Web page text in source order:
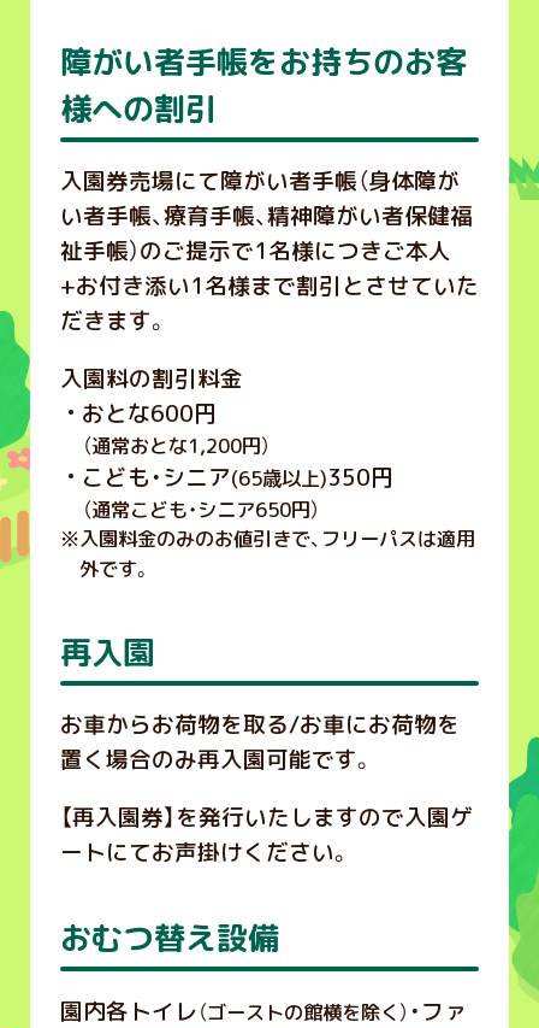
障がい者手帳をお持ちのお客
様への割引
入園券売場にて障がい者手帳（身体障が
い者手帳、療育手帳、精神障がい者保健福
祉手帳）のご提示で1名様につきご本人
+お付き添い1名様まで割引とさせていた
だきます。
入園料の割引料金
おとな600円
（通常おとな1,200円）
こども・シニア(65歳以上)350円
（通常こども・シニア650円）
※入園料金のみのお値引きで、フリーパスは適用
外です。
再入園
お車からお荷物を取る/お車にお荷物を
置く場合のみ再入園可能です。
【再入園券】を発行いたしますので入園ゲ
ートにてお声掛けください。
おむつ替え設備
園内各トイレ（ゴーストの館横を除く） ・ファ